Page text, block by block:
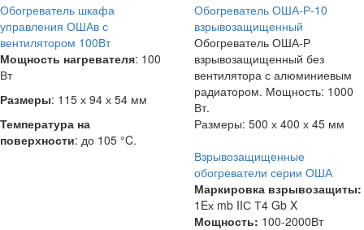
Обогреватель шкафа
управления ОШАв с
вентилятором 100Вт
Мощность нагревателя: 100
Вт
Размеры: 115 х 94 х 54 мм
Температура на
поверхности: до 105 °C.
Обогреватель ОША-Р-10
взрывозащищенный
Обогреватель ОША-Р
взрывозащищенный без
вентилятора с алюминиевым
радиатором. Мощность: 1000
Вт.
Размеры: 500 х 400 х 45 мм
Взрывозащищенные
обогреватели серии ОША
Маркировка взрывозащиты:
1Eх mb IIС Т4 Gb X
Мощность: 100-2000Вт